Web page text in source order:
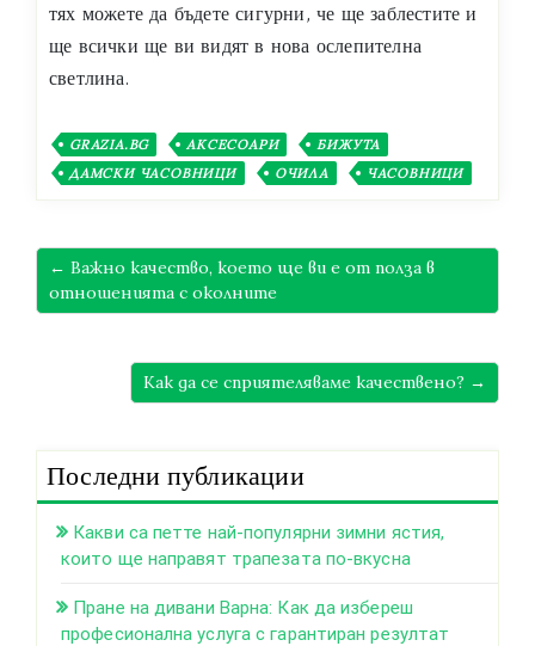
тях можете да бъдете сигурни, че ще заблестите и
ще всички ще ви видят в нова ослепителна
светлина.
GRAZIA.BG АКСЕСОАРИ
БИЖУТА
ДАМСКИ ЧАСОВНИЦИ
ОЧИЛА ЧАСОВНИЦИ
← Важно качество, което ще ви е от полза в
отношенията с околните
Как да се сприятеляваме качествено? →
Последни публикации
Какви са петте най-популярни зимни ястия,
които ще направят трапезата по-вкусна
Пране на дивани Варна: Как да избереш
професионална услуга с гарантиран резултат